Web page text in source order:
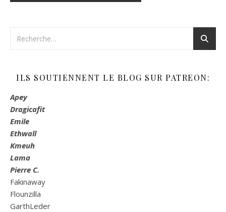
ILS SOUTIENNENT LE BLOG SUR PATREON:
Apey
Dragicafit
Emile
Ethwall
Kmeuh
Lama
Pierre C.
Fakinaway
Flounzilla
GarthLeder